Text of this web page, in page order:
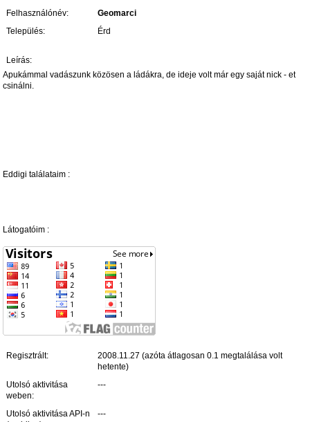
Felhasználónév:
Geomarci
Település:
Érd
Leírás:
Apukámmal vadászunk közösen a ládákra, de ideje volt már egy saját nick - et
csinálni.
Eddigi találataim :
Látogatóim :
Regisztrált:
2008.11.27 (azóta átlagosan 0.1 megtalálása volt
hetente)
Utolsó aktivitása
weben:
---
Utolsó aktivitása API-n
---